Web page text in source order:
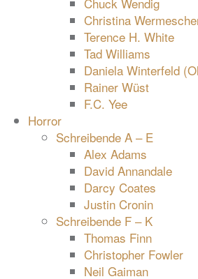
Christina
Terence H. White
Tad Williams
Daniela Winterfeld
Rainer Wüst
F.C. Yee
Horror
Schreibende A – E
Alex Adams
David Annandale
Darcy Coates
Justin Cronin
Schreibende F – K
Thomas Finn
Christopher Fowler
Neil Gaiman